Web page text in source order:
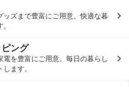
ッズまで豊富にご用意。快適な暮
ング
電を豊富にご用意。毎日の暮らし
ます。